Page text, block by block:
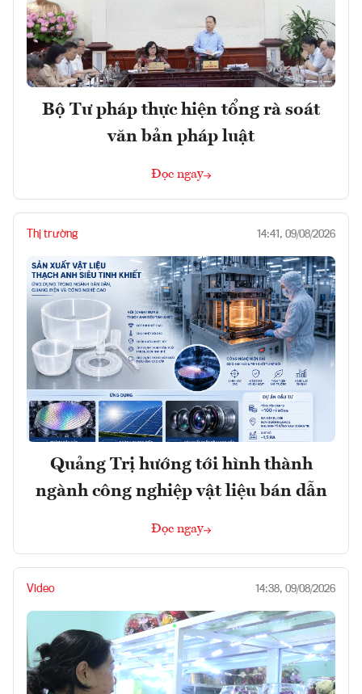
Bộ Tư pháp thực hiện tổng rà soát
văn bản pháp luật
Đọc ngay
Thị trường 14:41, 09/08/2026
Quảng Trị hướng tới hình thành
ngành công nghiệp vật liệu bán dẫn
Đọc ngay
Video 14:38, 09/08/2026